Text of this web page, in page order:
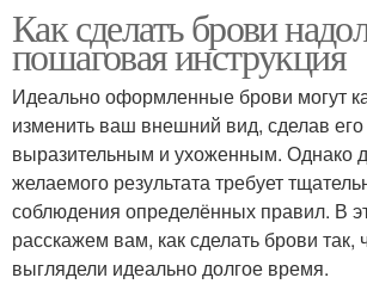
Как сделать брови
пошаговая инструкция
Идеально оформленные брови могут
изменить ваш внешний вид, сделав
выразительным и ухоженным. Однако
желаемого результата требует
соблюдения определённых правил. В
расскажем вам, как сделать брови так,
выглядели идеально долгое время.